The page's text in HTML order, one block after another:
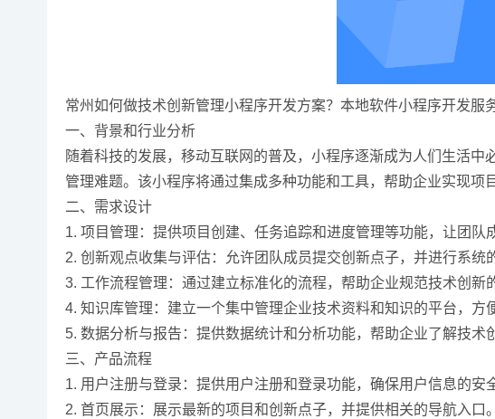
常州如何做技术创新管理小程序开发方案？本地软件小程序开发服
一、背景和行业分析
随着科技的发展，移动互联网的普及，小程序逐渐成为人们生活
管理难题。该小程序将通过集成多种功能和工具，帮助企业实现项
二、需求设计
1. 项目管理：提供项目创建、任务追踪和进度管理等功能，让团队
2. 创新观点收集与评估：允许团队成员提交创新点子，并进行系统
3. 工作流程管理：通过建立标准化的流程，帮助企业规范技术创新
4. 知识库管理：建立一个集中管理企业技术资料和知识的平台，方
5. 数据分析与报告：提供数据统计和分析功能，帮助企业了解技术
三、产品流程
1. 用户注册与登录：提供用户注册和登录功能，确保用户信息的安
2. 首页展示：展示最新的项目和创新点子，并提供相关的导航入口。